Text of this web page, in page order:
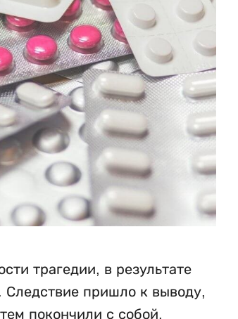
трагедии, в результате
Следствие пришло к выводу,
покончили с собой,